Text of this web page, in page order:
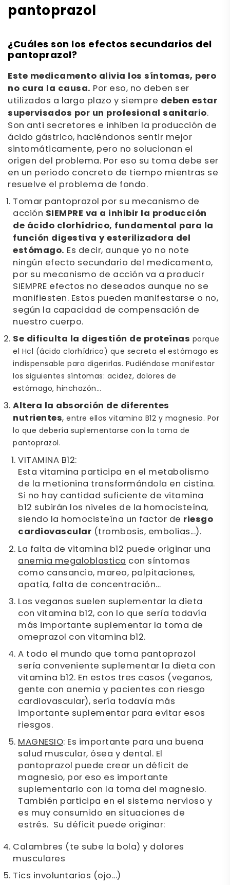
pantoprazol
¿Cuáles son los efectos secundarios del
pantoprazol?
Este medicamento alivia los síntomas, pero
no cura la causa. Por eso, no deben ser
utilizados a largo plazo y siempre deben estar
supervisados por un profesional sanitario.
Son anti secretores e inhiben la producción de
ácido gástrico, haciéndonos sentir mejor
sintomáticamente, pero no solucionan el
origen del problema. Por eso su toma debe ser
en un periodo concreto de tiempo mientras se
resuelve el problema de fondo.
Tomar pantoprazol por su mecanismo de
acción SIEMPRE va a inhibir la producción
de ácido clorhídrico, fundamental para la
función digestiva y esterilizadora del
estómago. Es decir, aunque yo no note
ningún efecto secundario del medicamento,
por su mecanismo de acción va a producir
SIEMPRE efectos no deseados aunque no se
manifiesten. Estos pueden manifestarse o no,
según la capacidad de compensación de
nuestro cuerpo.
Se dificulta la digestión de proteínas porque
el Hcl (ácido clorhídrico) que secreta el estómago es
indispensable para digerirlas. Pudiéndose manifestar
los siguientes síntomas: acidez, dolores de
estómago, hinchazón…
Altera la absorción de diferentes
nutrientes, entre ellos vitamina B12 y magnesio. Por
lo que debería suplementarse con la toma de
pantoprazol.
VITAMINA B12:
Esta vitamina participa en el metabolismo
de la metionina transformándola en cistina.
Si no hay cantidad suficiente de vitamina
b12 subirán los niveles de la homocisteína,
siendo la homocisteína un factor de riesgo
cardiovascular (trombosis, embolias...).
La falta de vitamina b12 puede originar una
anemia megaloblasticacon síntomas
como cansancio, mareo, palpitaciones,
apatía, falta de concentración…
Los veganos suelen suplementar la dieta
con vitamina b12, con lo que sería todavía
más importante suplementar la toma de
omeprazol con vitamina b12.
A todo el mundo que toma pantoprazol
sería conveniente suplementar la dieta con
vitamina b12. En estos tres casos (veganos,
gente con anemia y pacientes con riesgo
cardiovascular), sería todavía más
importante suplementar para evitar esos
riesgos.
MAGNESIO: Es importante para una buena
salud muscular, ósea y dental. El
pantoprazol puede crear un déficit de
magnesio, por eso es importante
suplementarlo con la toma del magnesio.
También participa en el sistema nervioso y
es muy consumido en situaciones de
estrés. Su déficit puede originar:
Calambres (te sube la bola) y dolores
musculares
Tics involuntarios (ojo...)